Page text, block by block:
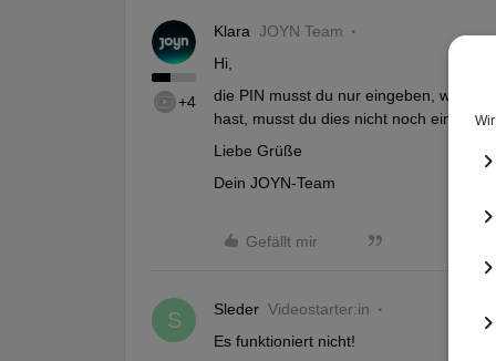
+4
Klara JOYN Team
Hi,
die PIN musst du nur eingeben, wenn
hast, musst du dies nicht noch einmal
Liebe Grüße
Dein JOYN-Team
Gefällt mir
S Sleder Videostarter:in
Es funktioniert nicht!